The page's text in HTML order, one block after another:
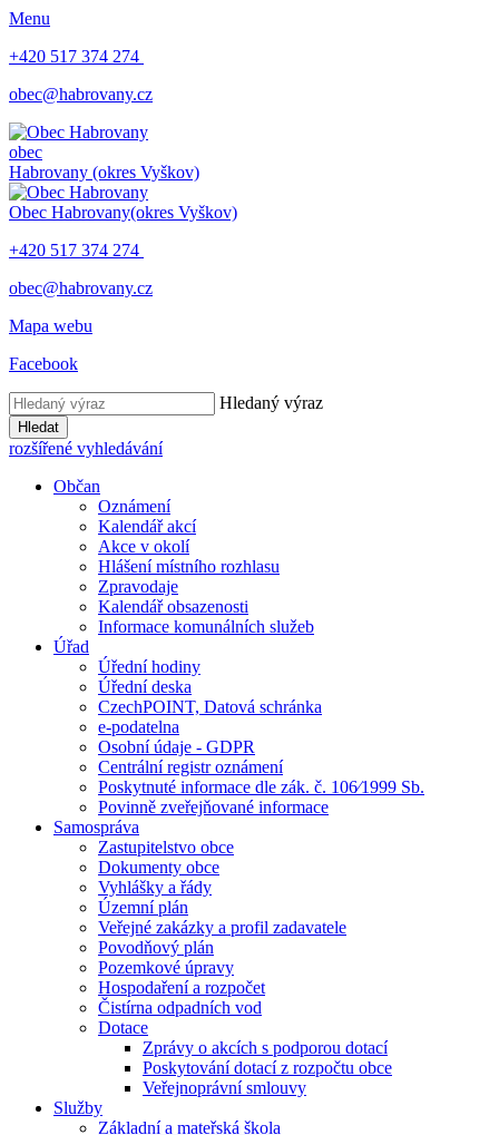
Menu
+420 517 374 274
obec@habrovany.cz
obec
Habrovany (okres Vyškov)
Obec Habrovany(okres Vyškov)
+420 517 374 274
obec@habrovany.cz
Mapa webu
Facebook
Hledaný výraz
Hledat
rozšířené vyhledávání
Občan
Oznámení
Kalendář akcí
Akce v okolí
Hlášení místního rozhlasu
Zpravodaje
Kalendář obsazenosti
Informace komunálních služeb
Úřad
Úřední hodiny
Úřední deska
CzechPOINT, Datová schránka
e-podatelna
Osobní údaje - GDPR
Centrální registr oznámení
Poskytnuté informace dle zák. č. 106⁄1999 Sb.
Povinně zveřejňované informace
Samospráva
Zastupitelstvo obce
Dokumenty obce
Vyhlášky a řády
Územní plán
Veřejné zakázky a profil zadavatele
Povodňový plán
Pozemkové úpravy
Hospodaření a rozpočet
Čistírna odpadních vod
Dotace
Zprávy o akcích s podporou dotací
Poskytování dotací z rozpočtu obce
Veřejnoprávní smlouvy
Služby
Základní a mateřská škola